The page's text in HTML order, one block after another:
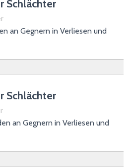
Schlächter
an Gegnern in Verliesen und
Schlächter
an Gegnern in Verliesen und